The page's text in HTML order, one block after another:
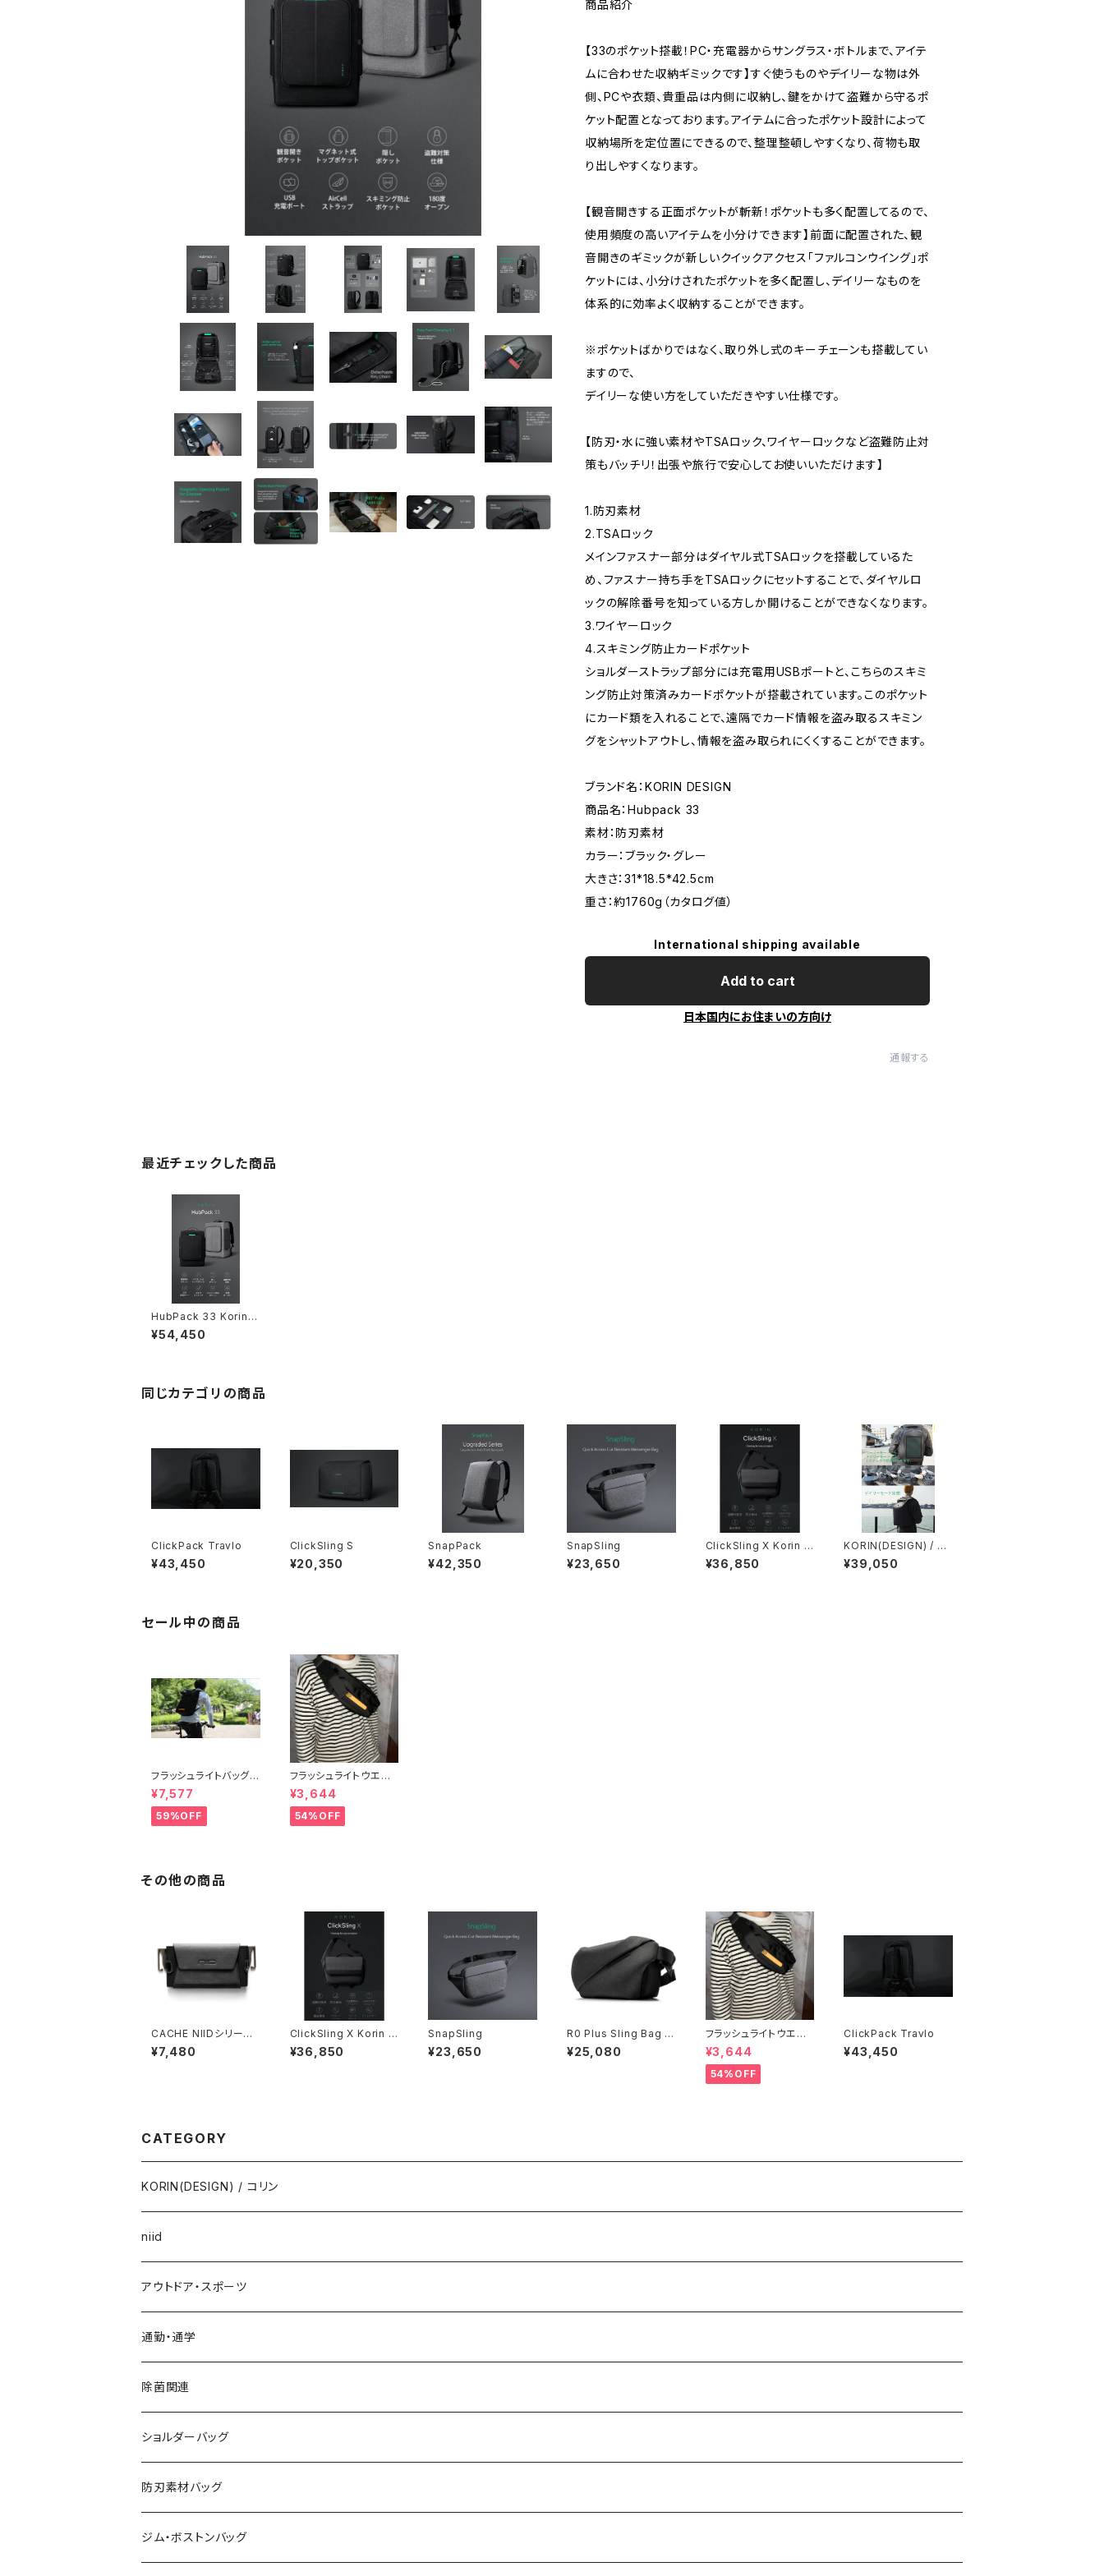
商品紹介
【33のポケット搭載！PC・充電器からサングラス・ボトルまで、アイテ
ムに合わせた収納ギミックです】すぐ使うものやデイリーな物は外
側、PCや衣類、貴重品は内側に収納し、鍵をかけて盗難から守るポ
ケット配置となっております。アイテムに合ったポケット設計によって
収納場所を定位置にできるので、整理整頓しやすくなり、荷物も取
り出しやすくなります。
【観音開きする正面ポケットが斬新！ポケットも多く配置してるので、
使用頻度の高いアイテムを小分けできます】前面に配置された、観
音開きのギミックが新しいクイックアクセス「ファルコンウイング」ポ
ケットには、小分けされたポケットを多く配置し、デイリーなものを
体系的に効率よく収納することができます。
※ポケットばかりではなく、取り外し式のキーチェーンも搭載してい
ますので、
デイリーな使い方をしていただきやすい仕様です。
【防刃・水に強い素材やTSAロック、ワイヤーロックなど盗難防止対
策もバッチリ！出張や旅行で安心してお使いいただけます】
1.防刃素材
2.TSAロック
メインファスナー部分はダイヤル式TSAロックを搭載しているた
め、ファスナー持ち手をTSAロックにセットすることで、ダイヤルロ
ックの解除番号を知っている方しか開けることができなくなります。
3.ワイヤーロック
4.スキミング防止カードポケット
ショルダーストラップ部分には充電用USBポートと、こちらのスキミ
ング防止対策済みカードポケットが搭載されています。このポケット
にカード類を入れることで、遠隔でカード情報を盗み取るスキミン
グをシャットアウトし、情報を盗み取られにくくすることができます。
ブランド名：KORIN DESIGN
商品名：Hubpack 33
素材：防刃素材
カラー：ブラック・グレー
大きさ：31*18.5*42.5cm
重さ：約1760g（カタログ値）
International shipping available
Add to cart
日本国内にお住まいの方向け
通報する
最近チェックした商品
HubPack 33 Korin D
esign ハブパック33 コ
リンデザイン リュック
¥54,450
同じカテゴリの商品
ClickPack Travlo
¥43,450
ClickSling S
¥20,350
SnapPack
¥42,350
SnapSling
¥23,650
ClickSling X Korin D
esign
¥36,850
KORIN(DESIGN) / コ
リン HiPack Solar (ソ
ーラーパネル搭載)
¥39,050
セール中の商品
フラッシュライトバッグパ
ック 【WE ROCKER】
¥7,577
59%OFF
フラッシュライトウエスト
バッグ 【WE ROCKER】
¥3,644
54%OFF
その他の商品
CACHE NIIDシリーズ
対応 スマホポーチ
¥7,480
ClickSling X Korin D
esign
¥36,850
SnapSling
¥23,650
R0 Plus Sling Bag ni
id
¥25,080
フラッシュライトウエスト
バッグ 【WE ROCKER】
¥3,644
54%OFF
ClickPack Travlo
¥43,450
CATEGORY
KORIN(DESIGN) / コリン
niid
アウトドア・スポーツ
通勤・通学
除菌関連
ショルダーバッグ
防刃素材バッグ
ジム・ボストンバッグ